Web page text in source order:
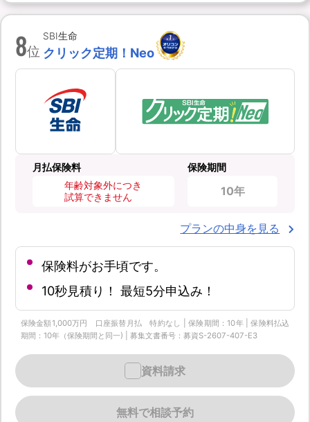
8位
SBI生命
クリック定期！Neo
月払保険料
年齢対象外につき
試算できません
保険期間
10年
プランの中身を見る
保険料がお手頃です。
10秒見積り！ 最短5分申込み！
保険金額1,000万円 口座振替月払 特約なし | 保険期間：10年 | 保険料払込
期間：10年（保険期間と同一) | 募集文書番号：募資S-2607-407-E3
無料で相談予約
資料請求